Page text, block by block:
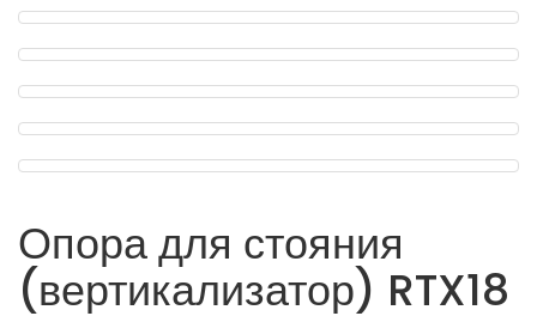
Опора для стояния
(вертикализатор) RTX18